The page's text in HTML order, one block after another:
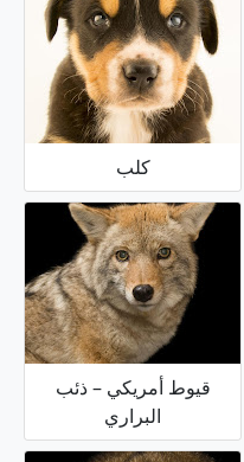
كلب
قيوط أمريكي – ذئب
البراري